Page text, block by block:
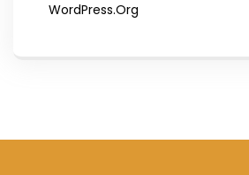
WordPress.org